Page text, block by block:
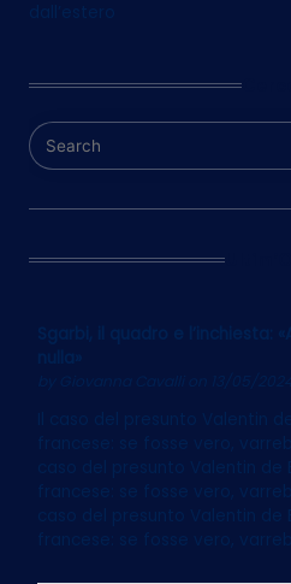
dall’estero
Cerca
Sgarbi, il quadro e l’inchiesta:
nulla»
on 13/05/
Il caso del presunto Valentin
francese: se fosse vero,
caso del presunto Valentin de
francese: se fosse vero,
caso del presunto Valentin de
francese: se fosse vero,